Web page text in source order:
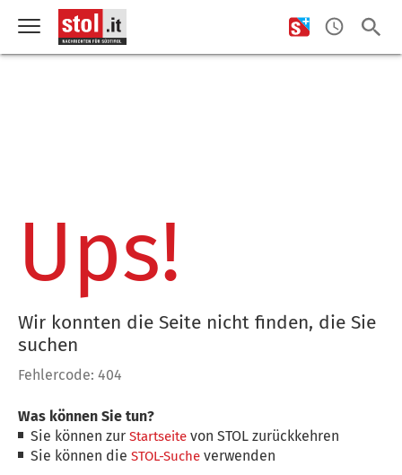
Ups!
Wir konnten die Seite nicht finden, die Sie
suchen
Fehlercode: 404
Was können Sie tun?
Sie können zurStartseite von STOL zurückkehren
Sie können dieSTOL-Suche verwenden